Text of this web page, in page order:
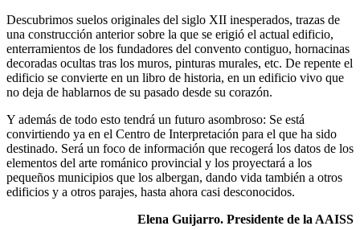
Descubrimos suelos originales del siglo XII inesperados, trazas de
una construcción anterior sobre la que se erigió el actual edificio,
enterramientos de los fundadores del convento contiguo, hornacinas
decoradas ocultas tras los muros, pinturas murales, etc. De repente el
edificio se convierte en un libro de historia, en un edificio vivo que
no deja de hablarnos de su pasado desde su corazón.
Y además de todo esto tendrá un futuro asombroso: Se está
convirtiendo ya en el Centro de Interpretación para el que ha sido
destinado. Será un foco de información que recogerá los datos de los
elementos del arte románico provincial y los proyectará a los
pequeños municipios que los albergan, dando vida también a otros
edificios y a otros parajes, hasta ahora casi desconocidos.
Elena Guijarro. Presidente de la AAISS